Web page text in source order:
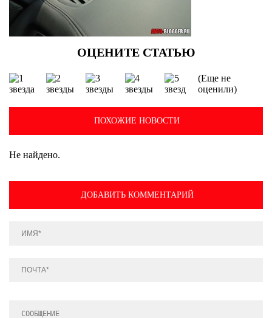
(Еще не
оценили)
ПОХОЖИЕ НОВОСТИ
Не найдено.
ДОБАВИТЬ КОММЕНТАРИЙ